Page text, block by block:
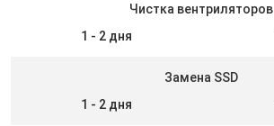
Чистка вентриляторов
1 - 2 дня
Замена SSD
1 - 2 дня